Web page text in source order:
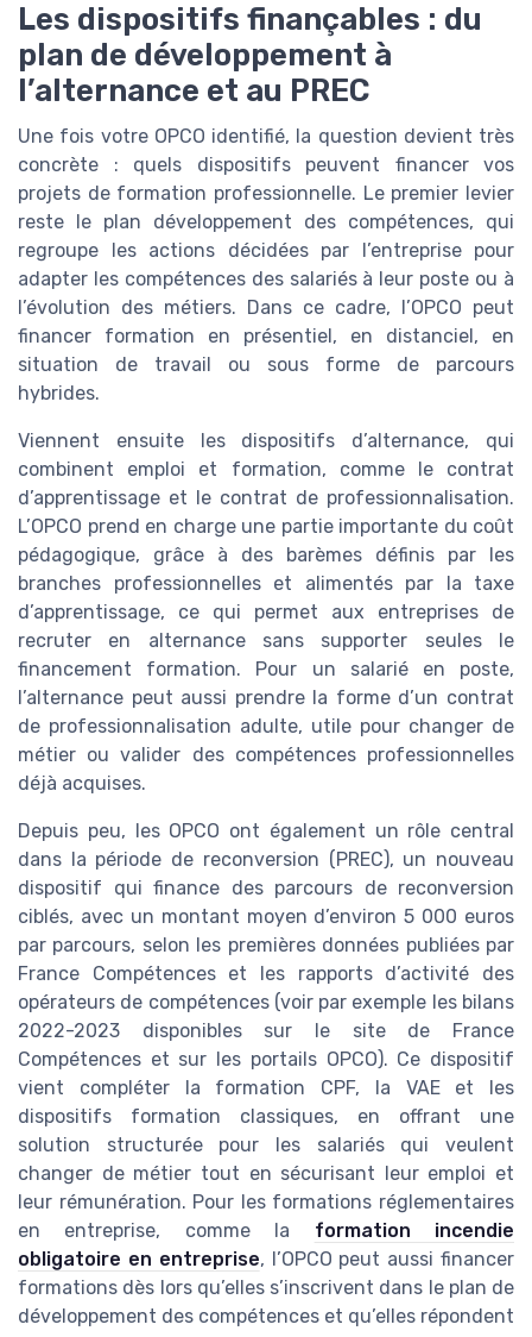
Les dispositifs finançables : du
plan de développement à
l’alternance et au PREC
Une fois votre OPCO identifié, la question devient très
concrète : quels dispositifs peuvent financer vos
projets de formation professionnelle. Le premier levier
reste le plan développement des compétences, qui
regroupe les actions décidées par l’entreprise pour
adapter les compétences des salariés à leur poste ou à
l’évolution des métiers. Dans ce cadre, l’OPCO peut
financer formation en présentiel, en distanciel, en
situation de travail ou sous forme de parcours
hybrides.
Viennent ensuite les dispositifs d’alternance, qui
combinent emploi et formation, comme le contrat
d’apprentissage et le contrat de professionnalisation.
L’OPCO prend en charge une partie importante du coût
pédagogique, grâce à des barèmes définis par les
branches professionnelles et alimentés par la taxe
d’apprentissage, ce qui permet aux entreprises de
recruter en alternance sans supporter seules le
financement formation. Pour un salarié en poste,
l’alternance peut aussi prendre la forme d’un contrat
de professionnalisation adulte, utile pour changer de
métier ou valider des compétences professionnelles
déjà acquises.
Depuis peu, les OPCO ont également un rôle central
dans la période de reconversion (PREC), un nouveau
dispositif qui finance des parcours de reconversion
ciblés, avec un montant moyen d’environ 5 000 euros
par parcours, selon les premières données publiées par
France Compétences et les rapports d’activité des
opérateurs de compétences (voir par exemple les bilans
2022-2023 disponibles sur le site de France
Compétences et sur les portails OPCO). Ce dispositif
vient compléter la formation CPF, la VAE et les
dispositifs formation classiques, en offrant une
solution structurée pour les salariés qui veulent
changer de métier tout en sécurisant leur emploi et
leur rémunération. Pour les formations réglementaires
en entreprise, comme la formation incendie
obligatoire en entreprise, l’OPCO peut aussi financer
formations dès lors qu’elles s’inscrivent dans le plan de
développement des compétences et qu’elles répondent